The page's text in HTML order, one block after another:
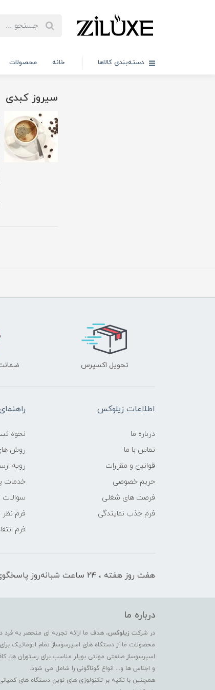
دسته‌بندی کالاها خانه محصولات
سیروز کبدی
تحویل اکسپرس
اطلاعات زیلوکس
درباره ما
تماس با ما
قوانین و مقررات
حریم خصوصی
فرصت های شغلی
فرم جذب نمایندگی
نحوه
روش
رویه
خدمات
سوالات
فرم
فرم
هفت روز هفته ، ۲۴ ساعت شبانه‌روز پاسخگوی شما هستیم
درباره ما
در شرکت زیلوکس، هدف ما ارائه تجربه ای منحصر به
محصولات ما از دستگاه های اسپرسوساز تمام اتوماتیک
اسپرسوساز صنعتی مولتی بویلر مناسب برای رستوران ها،
و اجلاس ها و... انواع گوناگونی را شامل می شود.
همچنین با تکیه بر تکنولوژی های نوین دستگاه های